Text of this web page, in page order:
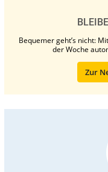
Bequemer geht’s nicht:
der Woche
Zur